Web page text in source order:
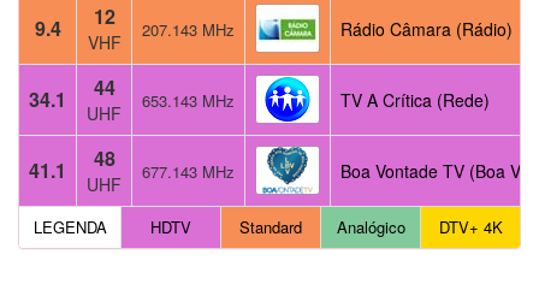
9.4 12
VHF
207.143 MHz Rádio Câmara (Rádio)
34.1 44
UHF
653.143 MHz TV A Crítica (Rede)
41.1 48
UHF
677.143 MHz Boa Vontade TV (Boa
LEGENDA HDTV Standard Analógico DTV+ 4K